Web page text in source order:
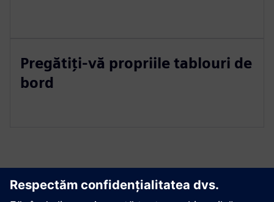
Pregătiți-vă propriile tablouri de
bord
Explorați resursele și